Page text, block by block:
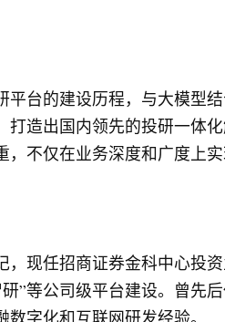
台的建设历程，与大模型
造出国内领先的投研一体
不仅在业务深度和广度上
现任招商证券金科中心投
”等公司级平台建设。曾先
字化和互联网研发经验。